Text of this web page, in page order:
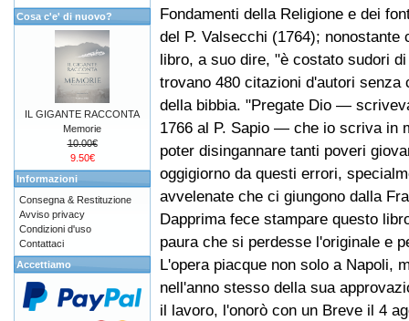
Fondamenti della Religione e dei
del P. Valsecchi (1764); nonostante
libro, a suo dire, "è costato sudori
trovano 480 citazioni d'autori senza
della bibbia. "Pregate Dio —
1766 al P. Sapio — che io scriva in
poter disingannare tanti poveri
oggigiorno da questi errori,
avvelenate che ci giungono dalla
Dapprima fece stampare questo
paura che si perdesse l'originale e
L'opera piacque non solo a Napoli,
nell'anno stesso della sua
il lavoro, l'onorò con un Breve il 4
Cosa c'e' di nuovo?
IL GIGANTE RACCONTA
Memorie
10.00€
9.50€
Informazioni
Consegna & Restituzione
Avviso privacy
Condizioni d'uso
Contattaci
Accettiamo